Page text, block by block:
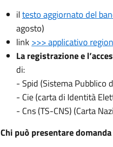
iltesto aggiornato del
agosto)
link >>> applicativo
La registrazione e
di:
- Spid (Sistema Pubblico
- Cie (carta di Identità
- Cns (TS-CNS) (Carta
Chi può presentare